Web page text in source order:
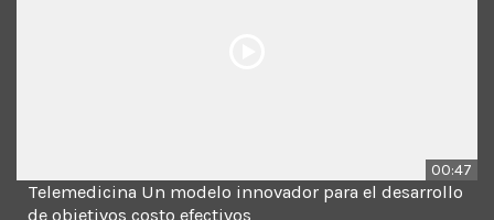
00:47
Telemedicina Un modelo innovador para el desarrollo
de objetivos costo efectivos